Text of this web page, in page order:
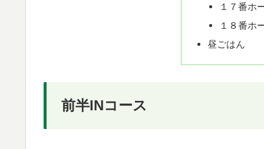
１７番
１８番ホ
昼ごはん
前半INコース